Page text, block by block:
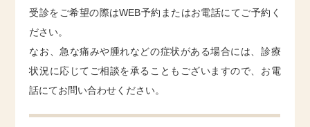
受診をご希望の際はWEB予約またはお電話にてご予約く
ださい。
なお、急な痛みや腫れなどの症状がある場合には、診療
状況に応じてご相談を承ることもございますので、お電
話にてお問い合わせください。